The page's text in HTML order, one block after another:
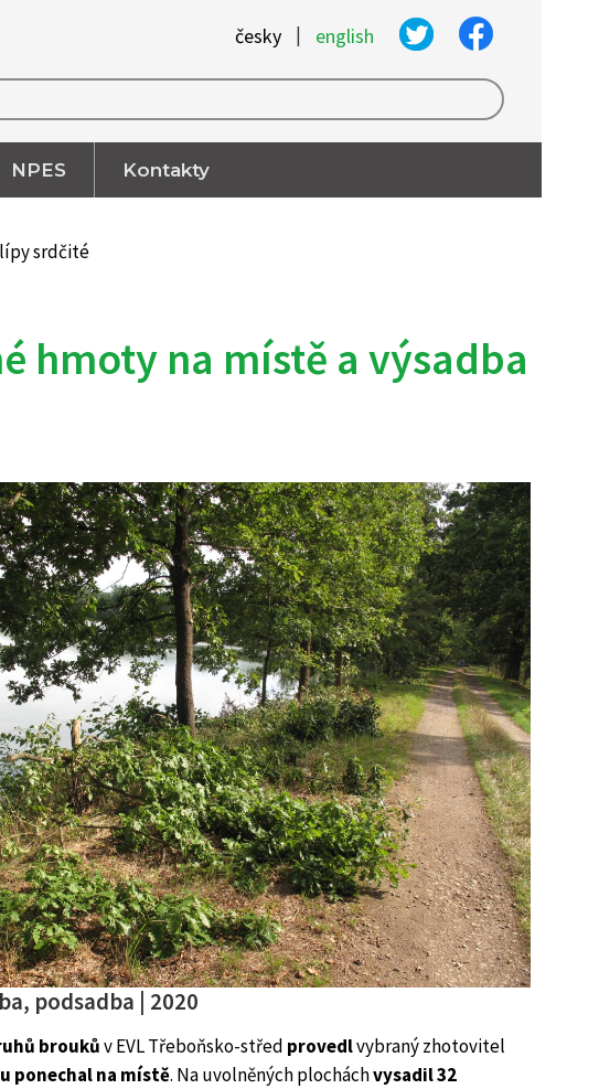
česky | english
NPES Kontakty
lípy srdčité
hmoty na místě a výsadba
podsadba | 2020
broukův EVL Třeboňsko-střed provedlvybraný zhotovitel
ponechal na místě. Na uvolněných plocháchvysadil 32